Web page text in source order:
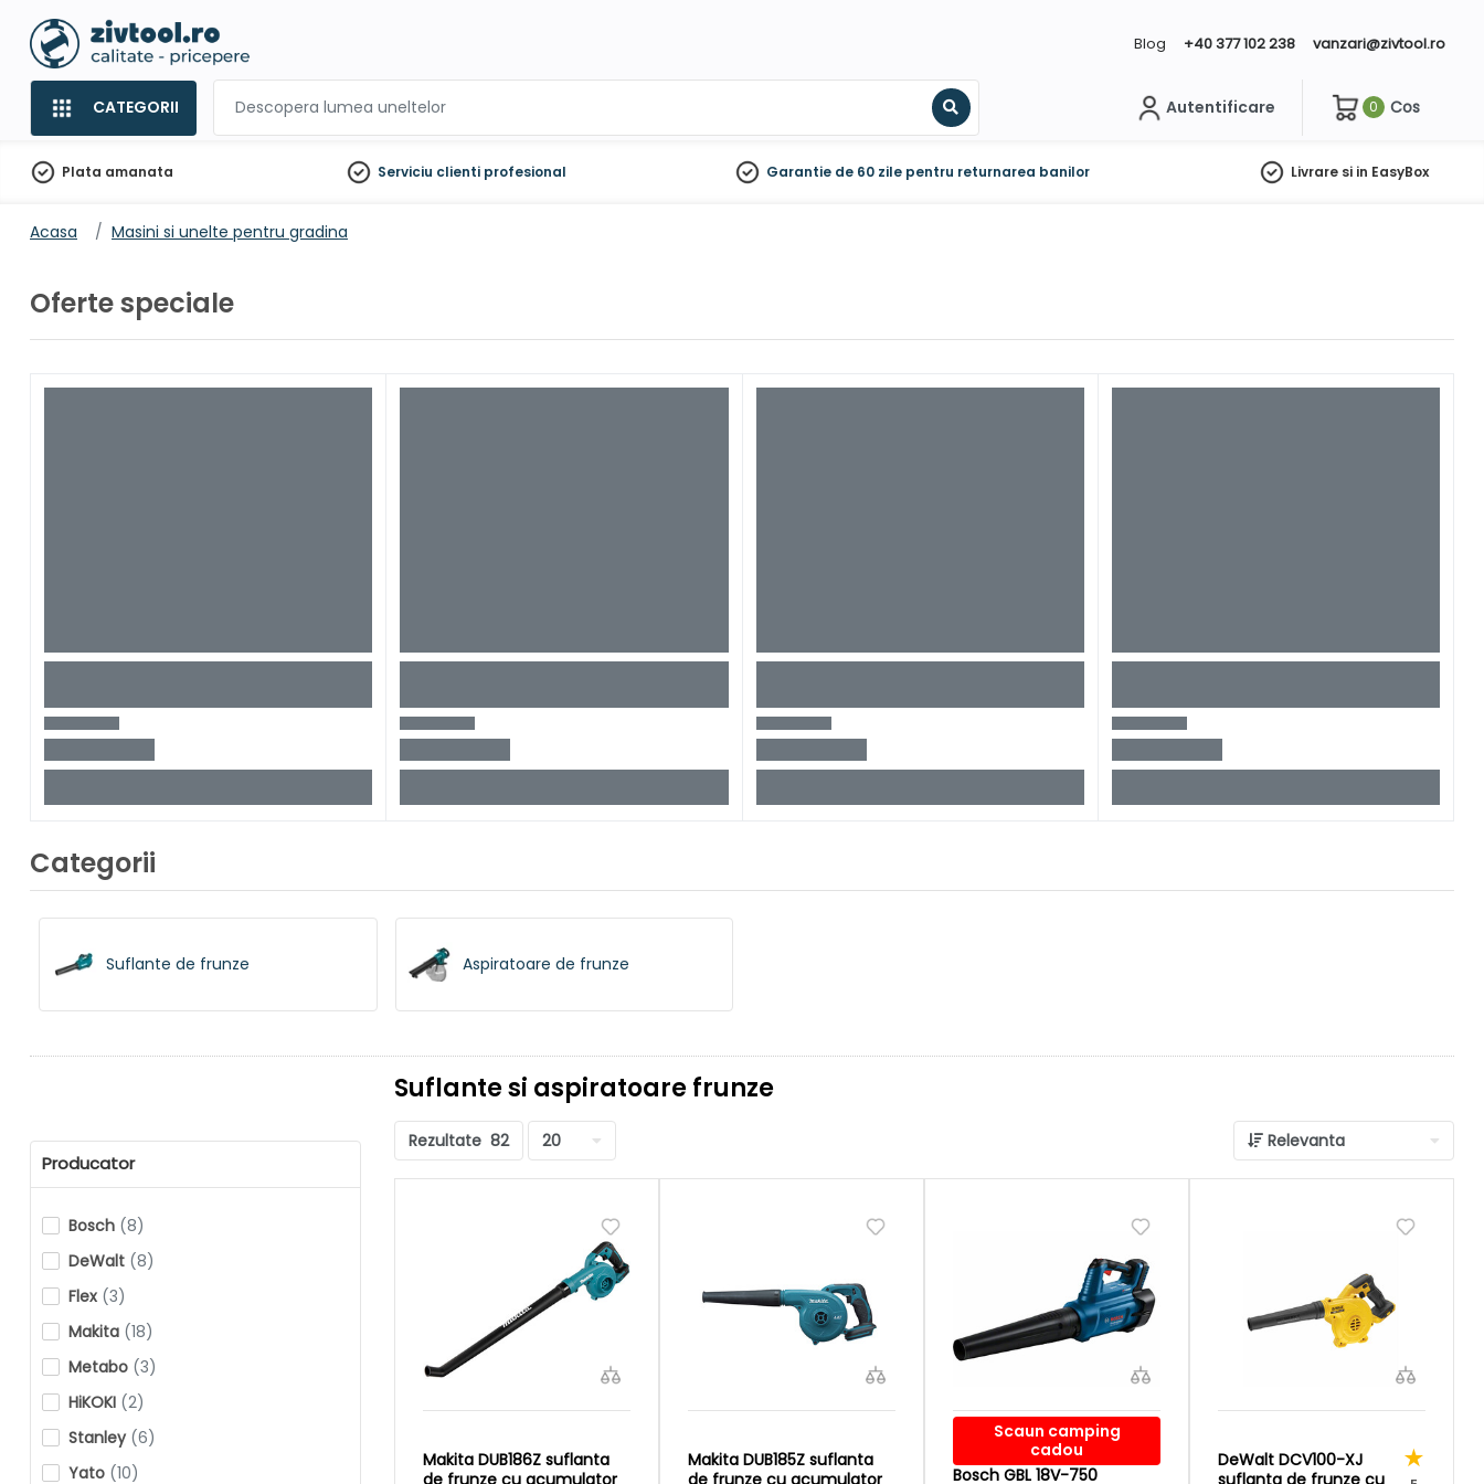
Blog +40 377 102 238 vanzari@zivtool.ro
CATEGORII
Search
Autentificare 0 Cos
Plata amanata Serviciu clienti profesional Garantie de 60 zile pentru returnarea banilor Livrare si in EasyBox
Acasa Masini si unelte pentru gradina
Oferte speciale
Categorii
Suflante de frunze Aspiratoare de frunze
Producator
Bosch (8)
DeWalt (8)
Flex (3)
Makita (18)
Metabo (3)
HiKOKI (2)
Stanley (6)
Yato (10)
Suflante si aspiratoare frunze
Rezultate 82 20 Relevanta
Makita DUB186Z suflanta
de frunze cu acumulator
Makita DUB185Z suflanta
de frunze cu acumulator
Scaun camping
cadou
Bosch GBL 18V-750
DeWalt DCV100-XJ
suflanta de frunze cu